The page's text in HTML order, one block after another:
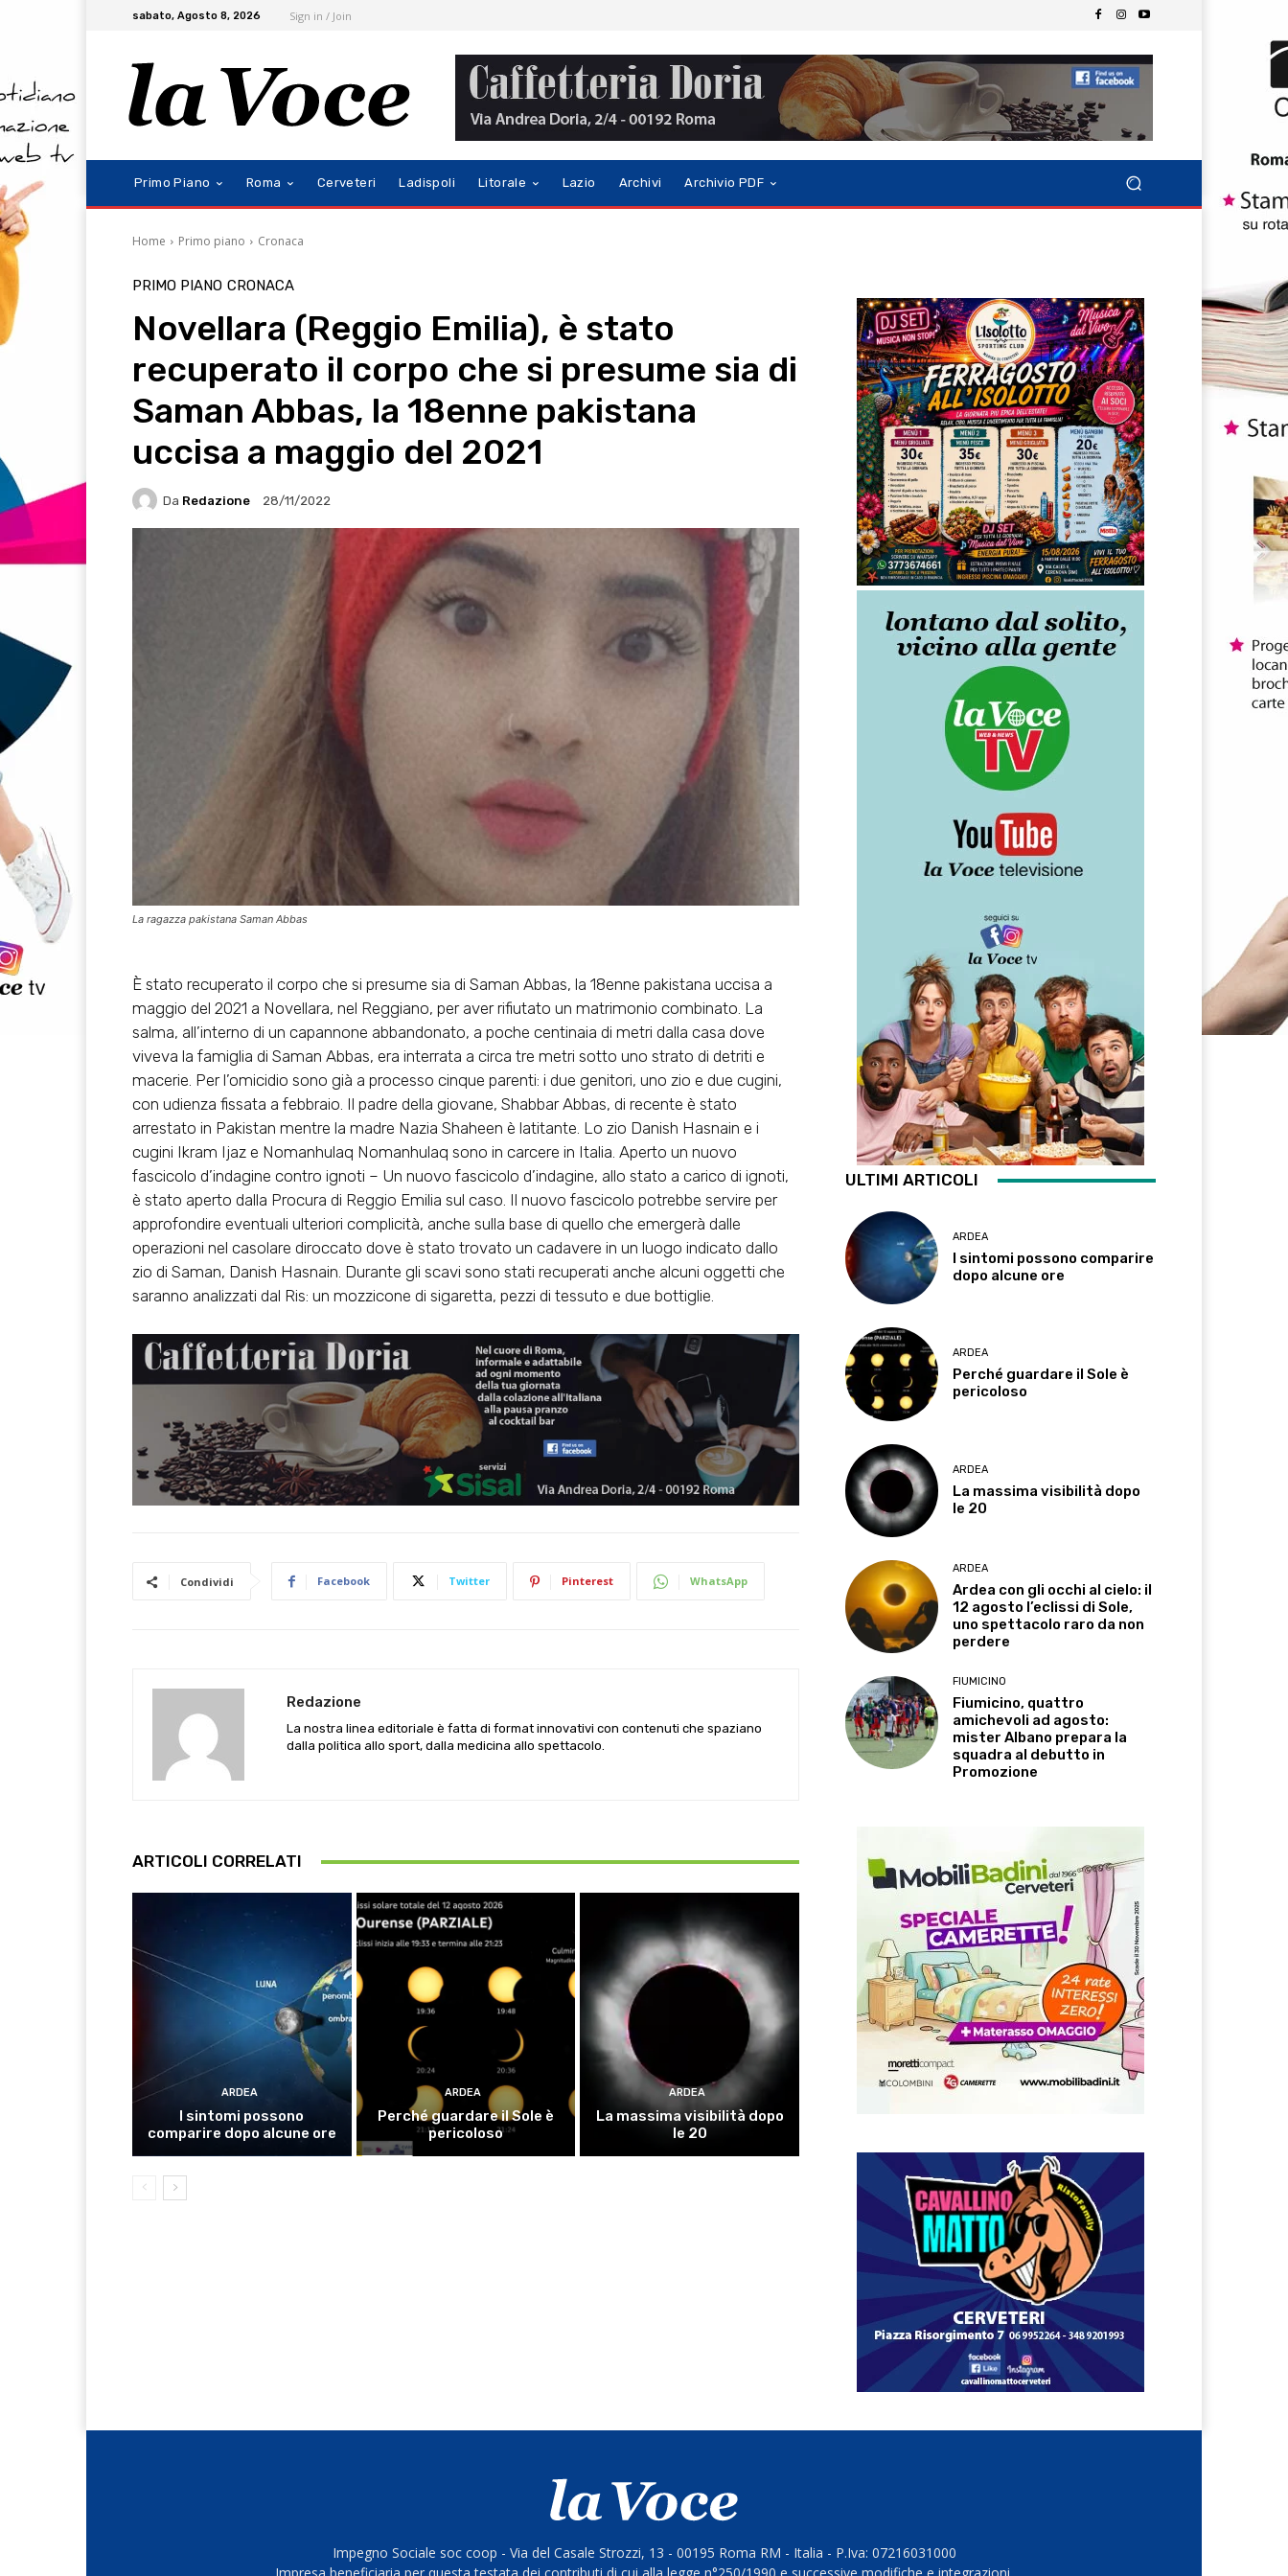
sabato, Agosto 8, 2026 Sign in / Join
Primo Piano Roma Cerveteri Ladispoli Litorale Lazio Archivi Archivio PDF
Home Primo piano Cronaca
PRIMO PIANO CRONACA
Novellara (Reggio Emilia), è stato
recuperato il corpo che si presume sia di
Saman Abbas, la 18enne pakistana
uccisa a maggio del 2021
Da Redazione 28/11/2022
La ragazza pakistana Saman Abbas
È stato recuperato il corpo che si presume sia di Saman Abbas, la 18enne pakistana uccisa a
maggio del 2021 a Novellara, nel Reggiano, per aver rifiutato un matrimonio combinato. La
salma, all’interno di un capannone abbandonato, a poche centinaia di metri dalla casa dove
viveva la famiglia di Saman Abbas, era interrata a circa tre metri sotto uno strato di detriti e
macerie. Per l’omicidio sono già a processo cinque parenti: i due genitori, uno zio e due cugini,
con udienza fissata a febbraio. Il padre della giovane, Shabbar Abbas, di recente è stato
arrestato in Pakistan mentre la madre Nazia Shaheen è latitante. Lo zio Danish Hasnain e i
cugini Ikram Ijaz e Nomanhulaq Nomanhulaq sono in carcere in Italia. Aperto un nuovo
fascicolo d’indagine contro ignoti – Un nuovo fascicolo d’indagine, allo stato a carico di ignoti,
è stato aperto dalla Procura di Reggio Emilia sul caso. Il nuovo fascicolo potrebbe servire per
approfondire eventuali ulteriori complicità, anche sulla base di quello che emergerà dalle
operazioni nel casolare diroccato dove è stato trovato un cadavere in un luogo indicato dallo
zio di Saman, Danish Hasnain. Durante gli scavi sono stati recuperati anche alcuni oggetti che
saranno analizzati dal Ris: un mozzicone di sigaretta, pezzi di tessuto e due bottiglie.
Condividi Facebook Twitter Pinterest WhatsApp
Redazione
La nostra linea editoriale è fatta di format innovativi con contenuti che spaziano
dalla politica allo sport, dalla medicina allo spettacolo.
ARTICOLI CORRELATI
ARDEA
I sintomi possono
comparire dopo alcune ore
ARDEA
Perché guardare il Sole è
pericoloso
ARDEA
La massima visibilità dopo
le 20
ULTIMI ARTICOLI
ARDEA
I sintomi possono comparire
dopo alcune ore
ARDEA
Perché guardare il Sole è
pericoloso
ARDEA
La massima visibilità dopo
le 20
ARDEA
Ardea con gli occhi al cielo: il
12 agosto l’eclissi di Sole,
uno spettacolo raro da non
perdere
FIUMICINO
Fiumicino, quattro
amichevoli ad agosto:
mister Albano prepara la
squadra al debutto in
Promozione
Impegno Sociale soc coop - Via del Casale Strozzi, 13 - 00195 Roma RM - Italia - P.Iva: 07216031000